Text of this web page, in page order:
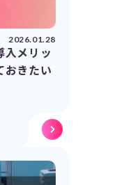
2026.01.28
入メリッ
おきたい